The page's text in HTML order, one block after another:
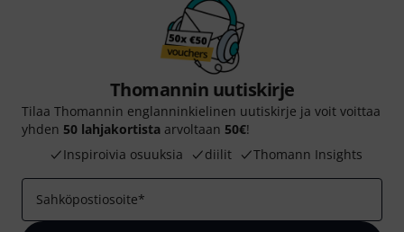
Thomannin uutiskirje
Tilaa Thomannin englanninkielinen uutiskirje ja voit voittaa
yhden 50 lahjakortista arvoltaan 50€!
Inspiroivia osuuksia
diilit Thomann Insights
Sahköpostiosoite*